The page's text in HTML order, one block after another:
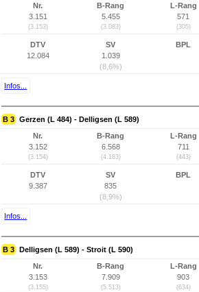
Nr.
3.151
(3.153)
B-Rang
5.455
(3.083)
L-Rang
571
(305)
DTV
12.084
SV
1.039
(8,6%)
BPL
Infos...
B 3 Gerzen (L 484) - Delligsen (L 589)
Nr.
3.152
(3.154)
B-Rang
6.568
(4.183)
L-Rang
711
(443)
DTV
9.387
SV
835
(8,9%)
BPL
Infos...
B 3 Delligsen (L 589) - Stroit (L 590)
Nr.
3.153
(3.155)
B-Rang
7.909
(5.513)
L-Rang
903
(634)